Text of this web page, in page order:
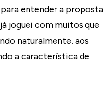
entender a proposta
joguei com muitos que
naturalmente, aos
a característica de